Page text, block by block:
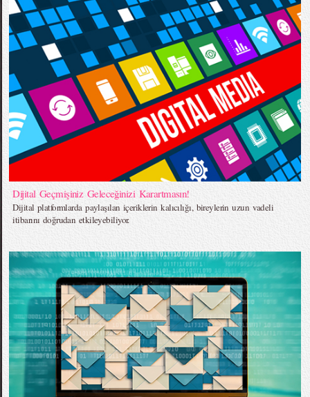
Dijital Geçmişiniz Geleceğinizi Karartmasın!
Dijital platformlarda paylaşılan içeriklerin kalıcılığı, bireylerin uzun vadeli
itibarını doğrudan etkileyebiliyor.